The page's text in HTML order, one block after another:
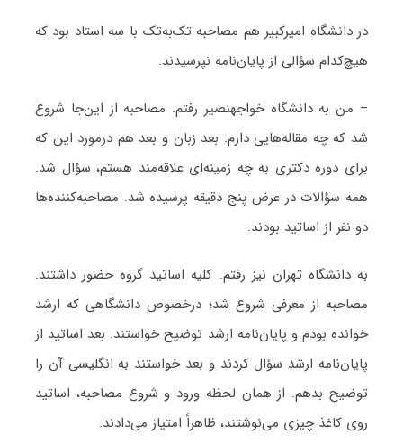
در دانشگاه امیرکبیر هم مصاحبه تک‌به‌تک با سه استاد بود که
هیچ‌کدام سؤالی از پایان‌نامه نپرسیدند.
– من به دانشگاه خواجه‎نصیر رفتم. مصاحبه از این‌جا شروع
شد که چه مقاله‌هایی دارم. بعد زبان و بعد هم درمورد این که
برای دوره دکتری به چه زمینه‌ای علاقه‌مند هستم، سؤال شد.
همه سؤالات در عرض پنج دقیقه پرسیده شد. مصاحبه‌کننده‌ها
دو نفر از اساتید بودند.
به دانشگاه تهران نیز رفتم. کلیه اساتید گروه حضور داشتند.
مصاحبه از معرفی شروع شد؛ درخصوص دانشگاهی که ارشد
خوانده بودم و پایان‌نامه ارشد توضیح خواستند. بعد اساتید از
پایان‌نامه ارشد سؤال کردند و بعد خواستند به انگلیسی آن را
توضیح بدهم. از همان لحظه ورود و شروع مصاحبه، اساتید
روی کاغذ چیزی می‌نوشتند، ظاهراً امتیاز می‌دادند.